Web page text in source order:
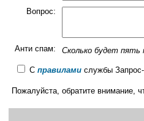
Вопрос:
Анти спам: Сколько будет пять
С правилами службы
Пожалуйста, обратите внимание,